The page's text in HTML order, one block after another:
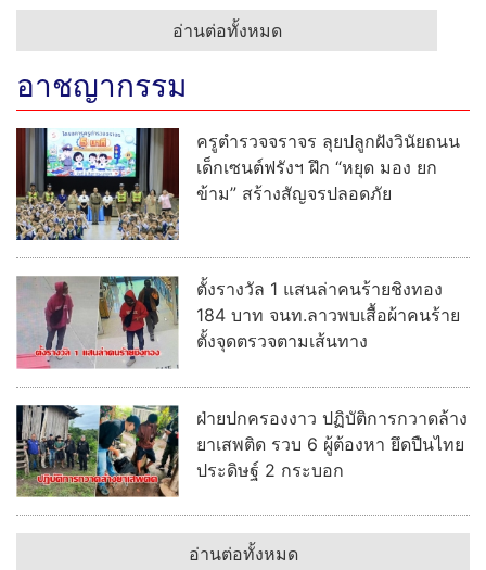
อ่านต่อทั้งหมด
อาชญากรรม
ครูตำรวจจราจร ลุยปลูกฝังวินัยถนน
เด็กเซนต์ฟรังฯ ฝึก “หยุด มอง ยก
ข้าม” สร้างสัญจรปลอดภัย
ตั้งรางวัล 1 แสนล่าคนร้ายชิงทอง
184 บาท จนท.ลาวพบเสื้อผ้าคนร้าย
ตั้งจุดตรวจตามเส้นทาง
ฝ่ายปกครองงาว ปฏิบัติการกวาดล้าง
ยาเสพติด รวบ 6 ผู้ต้องหา ยึดปืนไทย
ประดิษฐ์ 2 กระบอก
อ่านต่อทั้งหมด